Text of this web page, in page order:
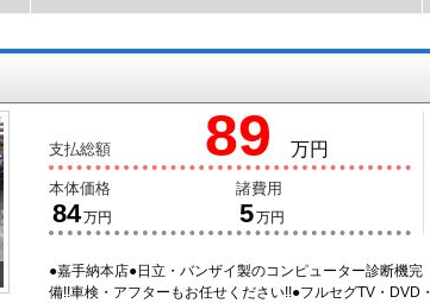
支払総額 89 万円
本体価格
84万円
諸費用
5万円
●嘉手納本店●日立・バンザイ製のコンピューター診断機完
備!!車検・アフターもお任せください!!●フルセグTV・DVD・